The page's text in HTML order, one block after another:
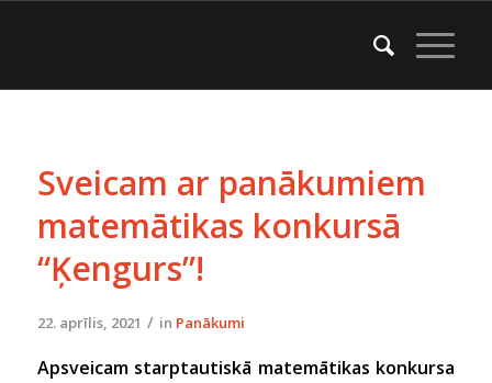
Sveicam ar panākumiem
matemātikas konkursā
“Ķengurs”!
22. aprīlis, 2021 / in Panākumi
Apsveicam starptautiskā matemātikas konkursa